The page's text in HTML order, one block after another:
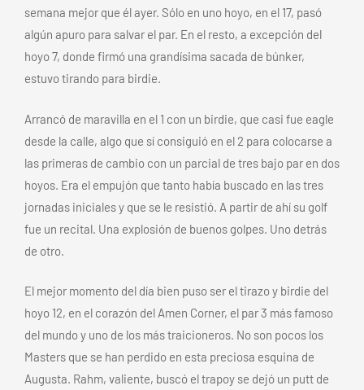
semana mejor que él ayer. Sólo en uno hoyo, en el 17, pasó
algún apuro para salvar el par. En el resto, a excepción del
hoyo 7, donde firmó una grandísima sacada de búnker,
estuvo tirando para birdie.
Arrancó de maravilla en el 1 con un birdie, que casi fue eagle
desde la calle, algo que sí consiguió en el 2 para colocarse a
las primeras de cambio con un parcial de tres bajo par en dos
hoyos. Era el empujón que tanto había buscado en las tres
jornadas iniciales y que se le resistió. A partir de ahí su golf
fue un recital. Una explosión de buenos golpes. Uno detrás
de otro.
El mejor momento del día bien puso ser el tirazo y birdie del
hoyo 12, en el corazón del Amen Corner, el par 3 más famoso
del mundo y uno de los más traicioneros. No son pocos los
Masters que se han perdido en esta preciosa esquina de
Augusta. Rahm, valiente, buscó el trapoy se dejó un putt de